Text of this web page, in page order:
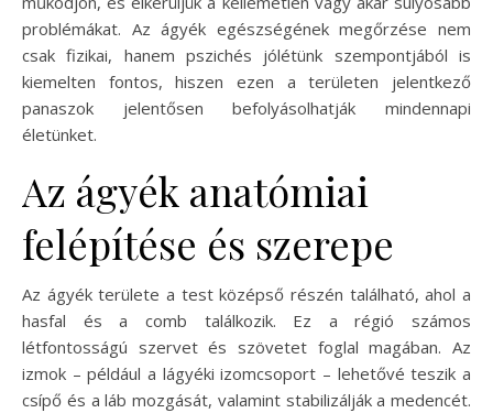
problémákat. Az ágyék egészségének megőrzése nem
csak fizikai, hanem pszichés jólétünk szempontjából is
kiemelten fontos, hiszen ezen a területen jelentkező
panaszok jelentősen befolyásolhatják mindennapi
életünket.
Az ágyék anatómiai
felépítése és szerepe
Az ágyék területe a test középső részén található, ahol a
hasfal és a comb találkozik. Ez a régió számos
létfontosságú szervet és szövetet foglal magában. Az
izmok – például a lágyéki izomcsoport – lehetővé teszik a
csípő és a láb mozgását, valamint stabilizálják a medencét.